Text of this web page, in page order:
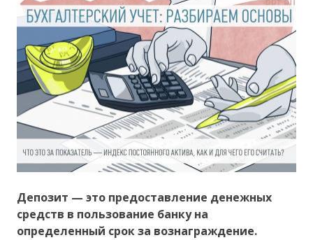
Депозит — это предоставление денежных
средств в пользование банку на
определенный срок за вознаграждение.